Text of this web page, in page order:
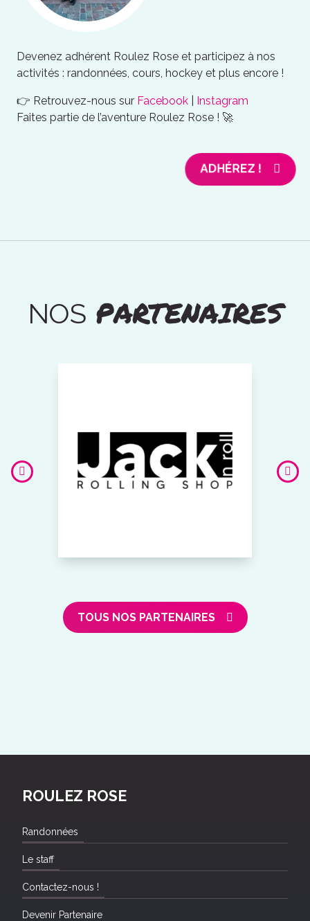
Devenez adhérent Roulez Rose et participez à nos
activités : randonnées, cours, hockey et plus encore !
👉 Retrouvez-nous sur Facebook
Instagram
Faites partie de l’aventure Roulez Rose ! 🚀
ADHÉREZ !
NOSPARTENAIRES
TOUS NOS PARTENAIRES
ROULEZ ROSE
Randonnées
Le staff
Contactez-nous !
Devenir Partenaire